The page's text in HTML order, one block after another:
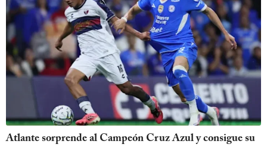
Atlante sorprende al Campeón Cruz Azul y consigue su